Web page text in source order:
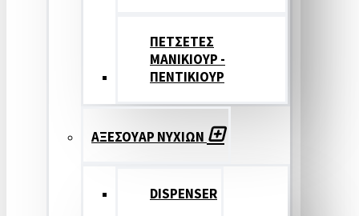
ΠΕΤΣΕΤΕΣ
ΜΑΝΙΚΙΟΥΡ -
ΠΕΝΤΙΚΙΟΥΡ
ΑΞΕΣΟΥΑΡ ΝΥΧΙΩΝ
DISPENSER